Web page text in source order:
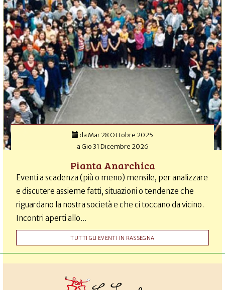
da Mar 28 Ottobre 2025
aGio 31 Dicembre 2026
Pianta Anarchica
Eventi a scadenza (più o meno) mensile, per analizzare
e discutere assieme fatti, situazioni o tendenze che
riguardano la nostra società e che ci toccano da vicino.
Incontri aperti allo...
TUTTI GLI EVENTI IN RASSEGNA